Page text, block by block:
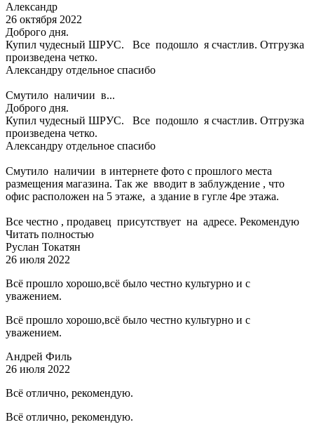
Александр
26 октября 2022
Доброго дня.
Купил чудесный ШРУС. Все подошло я счастлив. Отгрузка
произведена четко.
Александру отдельное спасибо
Смутило наличии в...
Доброго дня.
Купил чудесный ШРУС. Все подошло я счастлив. Отгрузка
произведена четко.
Александру отдельное спасибо
Смутило наличии в интернете фото с прошлого места
размещения магазина. Так же вводит в заблуждение , что
офис расположен на 5 этаже, а здание в гугле 4ре этажа.
Все честно , продавец присутствует на адресе. Рекомендую
Читать полностью
Руслан Токатян
26 июля 2022
Всё прошло хорошо,всё было честно культурно и с
уважением.
Всё прошло хорошо,всё было честно культурно и с
уважением.
Андрей Филь
26 июля 2022
Всё отлично, рекомендую.
Всё отлично, рекомендую.